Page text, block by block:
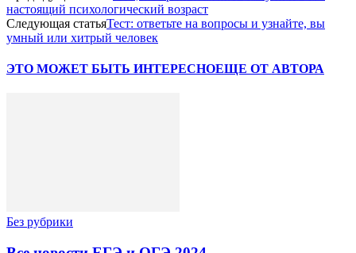
настоящий психологический возраст
Следующая статьяТест: ответьте на вопросы и узнайте, вы
умный или хитрый человек
ЭТО МОЖЕТ БЫТЬ ИНТЕРЕСНОЕЩЕ ОТ АВТОРА
Без рубрики